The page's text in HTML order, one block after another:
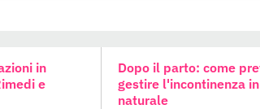
in
e
Dopo il parto: come
gestire l'incontinenza
naturale